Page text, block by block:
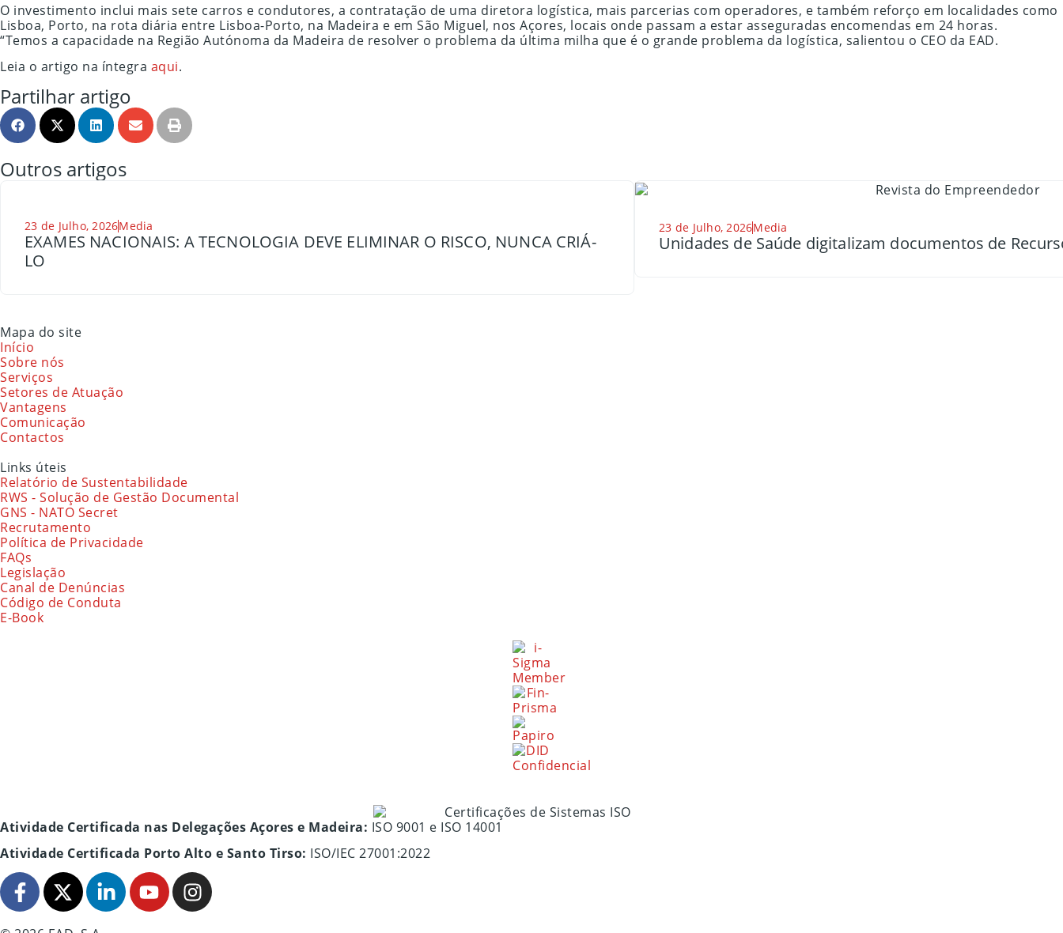
O investimento inclui mais sete carros e condutores, a contratação de uma diretora logística, mais parcerias com operadores, e também reforço em localidades como
Lisboa, Porto, na rota diária entre Lisboa-Porto, na Madeira e em São Miguel, nos Açores, locais onde passam a estar asseguradas encomendas em 24 horas.
“Temos a capacidade na Região Autónoma da Madeira de resolver o problema da última milha que é o grande problema da logística, salientou o CEO da EAD.
Leia o artigo na íntegra aqui.
Partilhar artigo
Outros artigos
23 de Julho, 2026Media
EXAMES NACIONAIS: A TECNOLOGIA DEVE ELIMINAR O RISCO, NUNCA CRIÁ-
LO
23 de Julho, 2026Media
Unidades de Saúde digitalizam documentos de
Mapa do site
Início
Sobre nós
Serviços
Setores de Atuação
Vantagens
Comunicação
Contactos
Links úteis
Relatório de Sustentabilidade
RWS - Solução de Gestão Documental
GNS - NATO Secret
Recrutamento
Política de Privacidade
FAQs
Legislação
Canal de Denúncias
Código de Conduta
E-Book
Atividade Certificada nas Delegações Açores e Madeira: ISO 9001 e ISO 14001
Atividade Certificada Porto Alto e Santo Tirso: ISO/IEC 27001:2022